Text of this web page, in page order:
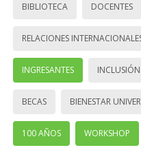
BIBLIOTECA DOCENTES
RELACIONES
INGRESANTES INCLUSIÓN
BECAS BIENESTAR
100 AÑOS WORKSHOP